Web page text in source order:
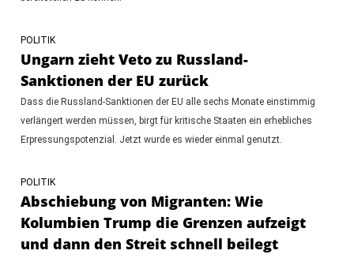
POLITIK
Ungarn zieht Veto zu Russland-
Sanktionen der EU zurück
Dass die Russland-Sanktionen der EU alle sechs Monate einstimmig
verlängert werden müssen, birgt für kritische Staaten ein erhebliches
Erpressungspotenzial. Jetzt wurde es wieder einmal genutzt.
POLITIK
Abschiebung von Migranten: Wie
Kolumbien Trump die Grenzen aufzeigt
und dann den Streit schnell beilegt